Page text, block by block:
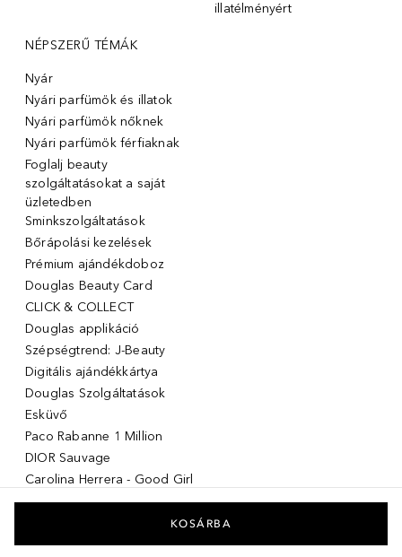
illatélményért
NÉPSZERŰ TÉMÁK
Nyár
Nyári parfümök és illatok
Nyári parfümök nőknek
Nyári parfümök férfiaknak
Foglalj beauty
szolgáltatásokat a saját
üzletedben
Sminkszolgáltatások
Bőrápolási kezelések
Prémium ajándékdoboz
Douglas Beauty Card
CLICK & COLLECT
Douglas applikáció
Szépségtrend: J-Beauty
Digitális ajándékkártya
Douglas Szolgáltatások
Esküvő
Paco Rabanne 1 Million
DIOR Sauvage
Carolina Herrera - Good Girl
Giorgio Armani Stronger with
KOSÁRBA